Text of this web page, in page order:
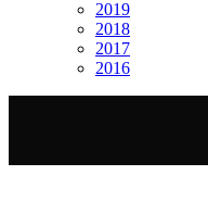
2019
2018
2017
2016